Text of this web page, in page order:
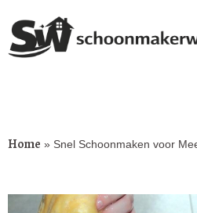
Home » Snel Schoonmaken voor